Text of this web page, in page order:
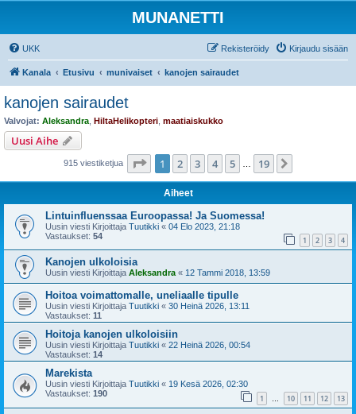
MUNANETTI
UKK Kirjaudu sisään
Rekisteröidy
Kanala Etusivu munivaiset kanojen sairaudet
kanojen sairaudet
Valvojat: Aleksandra HiltaHelikopteri maatiaiskukko
Uusi Aihe
915 viestiketjua Sivu /19
1 2 3 4 5 19
Aiheet
Lintuinfluenssaa Euroopassa! Ja Suomessa!
Uusin viesti Kirjoittaja Tuutikki « 04 Elo 2023, 21:18
Vastaukset: 54 1 2 3 4
Kanojen ulkoloisia
Uusin viesti Kirjoittaja Aleksandra « 12 Tammi 2018, 13:59
Hoitoa voimattomalle, uneliaalle tipulle
Uusin viesti Kirjoittaja Tuutikki « 30 Heinä 2026, 13:11
Vastaukset: 11
Hoitoja kanojen ulkoloisiin
Uusin viesti Kirjoittaja Tuutikki « 22 Heinä 2026, 00:54
Vastaukset: 14
Marekista
Uusin viesti Kirjoittaja Tuutikki « 19 Kesä 2026, 02:30
Vastaukset: 190 1 … 10 11 12 13